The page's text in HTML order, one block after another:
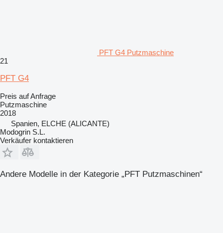
PFT G4 Putzmaschine
21
PFT G4
Preis auf Anfrage
Putzmaschine
2018
Spanien, ELCHE (ALICANTE)
Modogrin S.L.
Verkäufer kontaktieren
Andere Modelle in der Kategorie „PFT Putzmaschinen“